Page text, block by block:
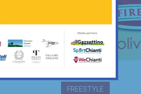
FREESTYLE